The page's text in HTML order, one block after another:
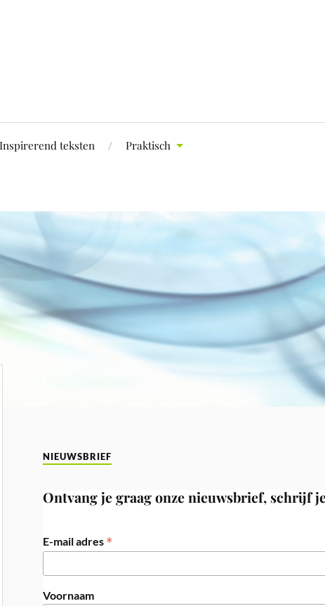
Inspirerend teksten Praktisch
NIEUWSBRIEF
Ontvang je graag onze nieuwsbrief, schrijf
E-mail adres *
Voornaam